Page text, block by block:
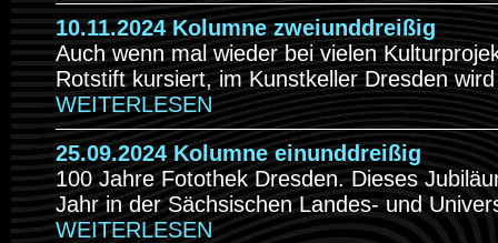
10.11.2024 Kolumne zweiunddreißig
Auch wenn mal wieder bei vielen
Rotstift kursiert, im Kunstkeller Dresden
WEITERLESEN
25.09.2024 Kolumne einunddreißig
100 Jahre Fotothek Dresden. Dieses
Jahr in der Sächsischen Landes- und
WEITERLESEN